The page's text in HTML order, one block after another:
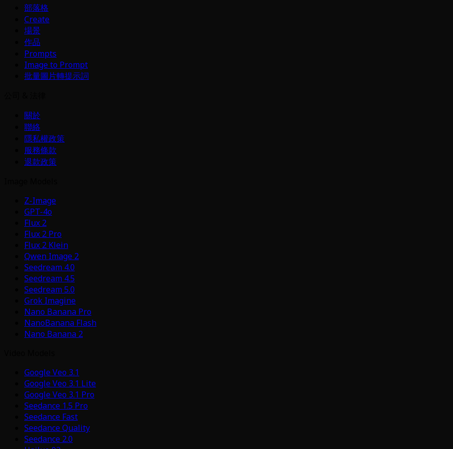
部落格
Create
場景
作品
Prompts
Image to Prompt
批量圖片轉提示詞
關於
聯絡
隱私權政策
服務條款
退款政策
Z-Image
GPT-4o
Flux 2
Flux 2 Pro
Flux 2 Klein
Qwen Image 2
Seedream 4.0
Seedream 4.5
Seedream 5.0
Grok Imagine
Nano Banana Pro
NanoBanana Flash
Nano Banana 2
Google Veo 3.1
Google Veo 3.1 Lite
Google Veo 3.1 Pro
Seedance 1.5 Pro
Seedance Fast
Seedance Quality
Seedance 2.0